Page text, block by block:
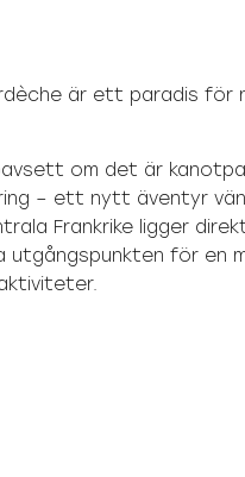
är ett paradis för
om det är
– ett nytt äventyr
Frankrike ligger
för en